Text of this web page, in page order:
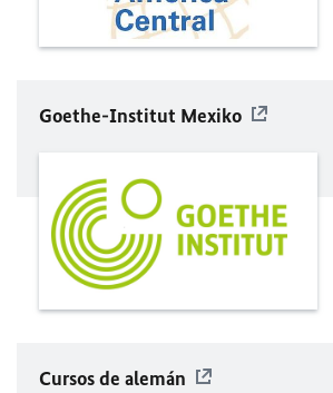
Goethe-Institut Mexiko
Cursos de alemán